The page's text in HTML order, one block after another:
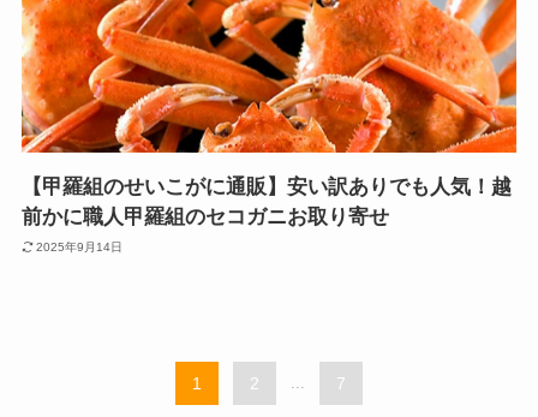
【甲羅組のせいこがに通販】安い訳ありでも人気！越
前かに職人甲羅組のセコガニお取り寄せ
2025年9月14日
1 2 ... 7